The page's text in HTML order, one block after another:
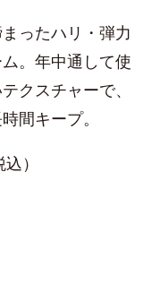
ったハリ・弾力
。年中通して使
クスチャーで、
間キープ。
）